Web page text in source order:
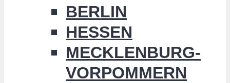
BERLIN
HESSEN
MECKLENBURG-
VORPOMMERN